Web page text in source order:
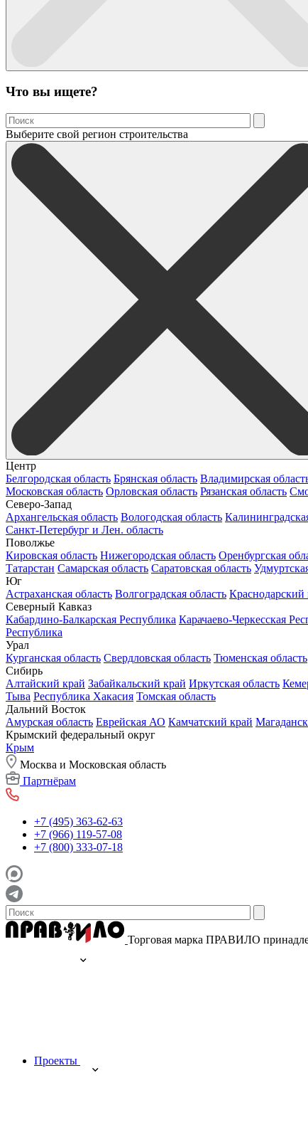
Что вы ищете?
Выберите свой регион строительства
Центр
Белгородская область Брянская область Владимирская
Московская область Орловская область Рязанская область
Северо-Запад
Архангельская область Вологодская область
Санкт-Петербург и Лен. область
Поволжье
Кировская область Нижегородская область Оренбургская
Татарстан Самарская область Саратовская область
Юг
Астраханская область Волгоградская область Краснодарский
Северный Кавказ
Кабардино-Балкарская Республика Карачаево-Черкесская
Республика
Урал
Курганская область Свердловская область Тюменская область
Сибирь
Алтайский край Забайкальский край Иркутская область
Тыва Республика Хакасия Томская область
Дальний Восток
Амурская область Еврейская АО Камчатский край
Крымский федеральный округ
Крым
Москва и Московская область
Партнёрам
+7 (495) 363-62-63
+7 (966) 119-57-08
+7 (800) 333-07-18
Торговая марка ПРАВИЛО
Проекты